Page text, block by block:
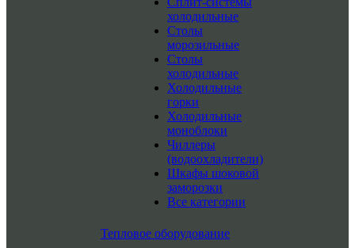
холодильные
Столы
морозильные
Столы
холодильные
Холодильные
горки
Холодильные
моноблоки
Чиллеры
(водоохладители)
Шкафы шоковой
заморозки
Все категории
Тепловое оборудование